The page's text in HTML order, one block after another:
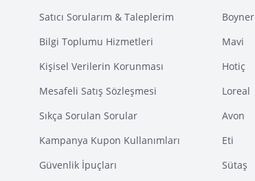
Satıcı Sorularım & Taleplerim
Bilgi Toplumu Hizmetleri
Kişisel Verilerin Korunması
Mesafeli Satış Sözleşmesi
Sıkça Sorulan Sorular
Kampanya Kupon Kullanımları
Güvenlik İpuçları
Boyner
Mavi
Hotiç
Loreal
Avon
Eti
Sütaş